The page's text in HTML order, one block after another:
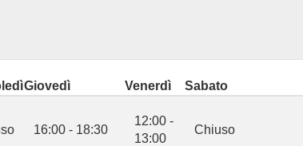
Giovedì Venerdì Sabato
16:00 - 18:30
12:00 -
13:00
Chiuso